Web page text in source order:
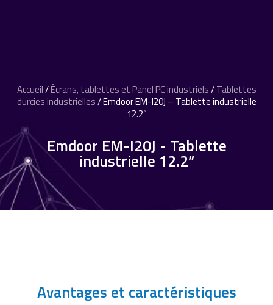
Accueil/Écrans, tablettes et Panel PC industriels/Tablettes
durcies industrielles/ Emdoor EM-I20J – Tablette industrielle
12.2”
Emdoor EM-I20J - Tablette
industrielle 12.2”
Avantages et caractéristiques